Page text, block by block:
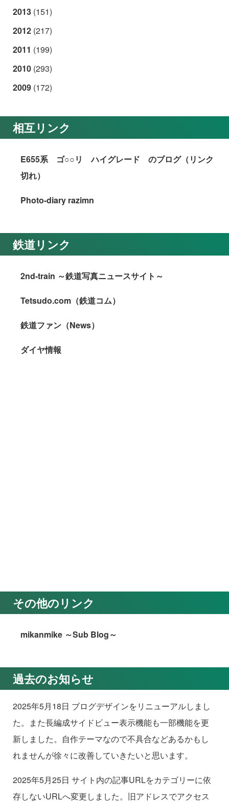
2013 (151)
2012 (217)
2011 (199)
2010 (293)
2009 (172)
相互リンク
E655系 ゴ○○リ ハイグレード のブログ（リンク
切れ）
Photo-diary razimn
鉄道リンク
2nd-train ～鉄道写真ニュースサイト～
Tetsudo.com（鉄道コム）
鉄道ファン（News）
ダイヤ情報
その他のリンク
mikanmike ～Sub Blog～
過去のお知らせ
2025年5月18日 ブログデザインをリニューアルしまし
た。また長編成サイドビュー表示機能も一部機能を更
新しました。自作テーマなので不具合などあるかもし
れませんが徐々に改善していきたいと思います。
2025年5月25日 サイト内の記事URLをカテゴリーに依
存しないURLへ変更しました。旧アドレスでアクセス